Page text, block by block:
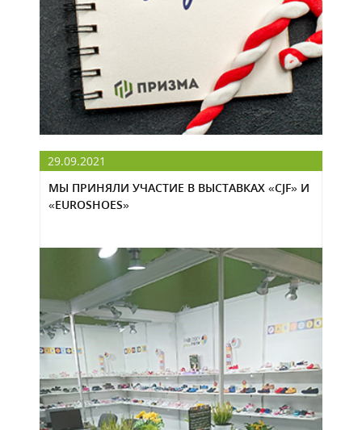
29.09.2021
МЫ ПРИНЯЛИ УЧАСТИЕ В ВЫСТАВКАХ «CJF» И
«EUROSHOES»